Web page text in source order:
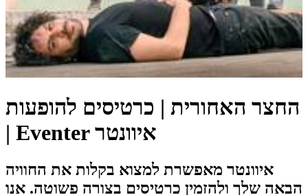
החצר האחורית | כרטיסים להופעות
| Eventer איוונטר
איוונטר מאפשרת למצוא בקלות את החוויה
הבאה שלך ולהזמין כרטיסים בצורה פשוטה. אנו